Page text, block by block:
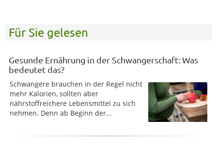
Für Sie gelesen
Gesunde Ernährung in der Schwangerschaft: Was
bedeutet das?
Schwangere brauchen in der Regel nicht
mehr Kalorien, sollten aber
nährstoffreichere Lebensmittel zu sich
nehmen. Denn ab Beginn der...